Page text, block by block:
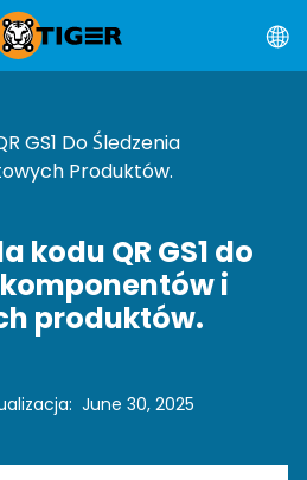
GS1 Do Śledzenia
Produktów.
kodu QR GS1 do
i
produktów.
: June 30, 2025